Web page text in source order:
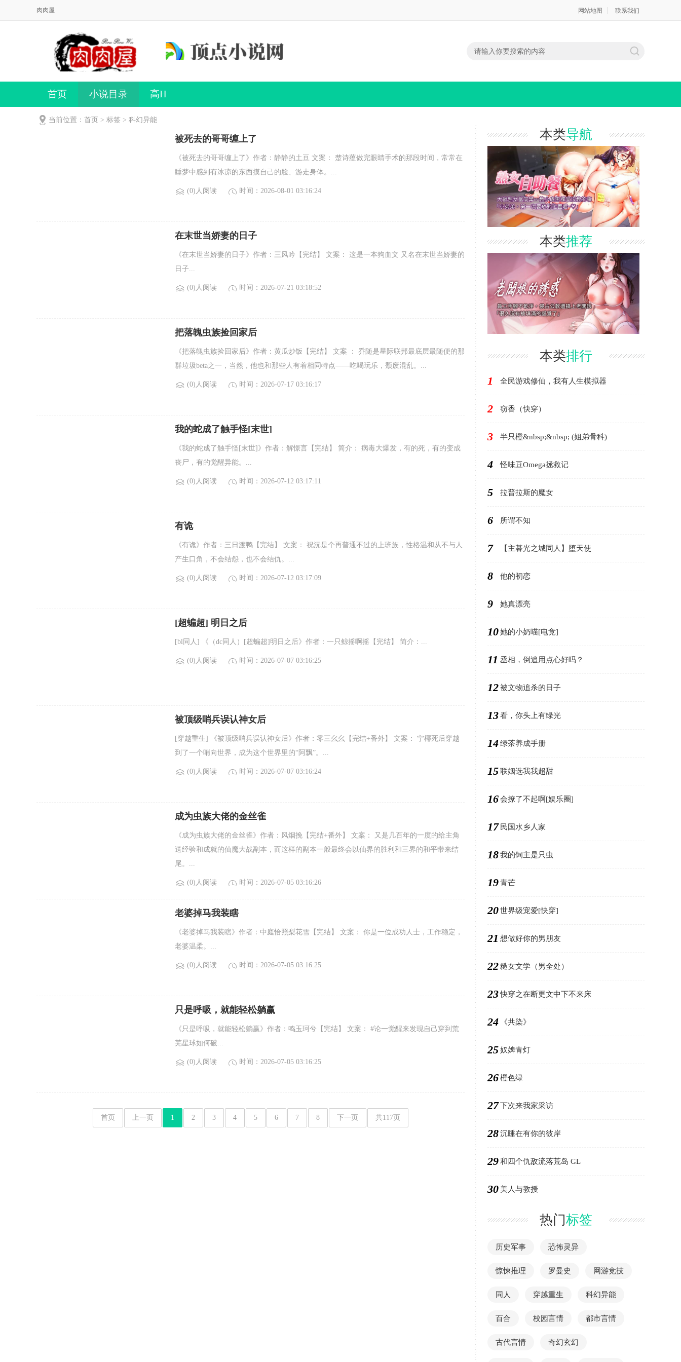
肉肉屋 网站地图 联系我们
首页 小说目录 高H
当前位置：首页 > 标签 > 科幻异能
被死去的哥哥缠上了
《被死去的哥哥缠上了》作者：静静的土豆 文案： 楚诗蕴做完眼睛手术的那段时间，常常在
睡梦中感到有冰凉的东西摸自己的脸、游走身体。...
(0)人阅读 时间：2026-08-01 03:16:24
在末世当娇妻的日子
《在末世当娇妻的日子》作者：三风吟【完结】 文案： 这是一本狗血文 又名在末世当娇妻的
日子...
(0)人阅读 时间：2026-07-21 03:18:52
把落魄虫族捡回家后
《把落魄虫族捡回家后》作者：黄瓜炒饭【完结】 文案 ： 乔随是星际联邦最底层最随便的那
群垃圾beta之一，当然，他也和那些人有着相同特点——吃喝玩乐，颓废混乱。...
(0)人阅读 时间：2026-07-17 03:16:17
我的蛇成了触手怪[末世]
《我的蛇成了触手怪[末世]》作者：解憬言【完结】 简介： 病毒大爆发，有的死，有的变成
丧尸，有的觉醒异能。...
(0)人阅读 时间：2026-07-12 03:17:11
有诡
《有诡》作者：三日渡鸭【完结】 文案： 祝沅是个再普通不过的上班族，性格温和从不与人
产生口角，不会结怨，也不会结仇。...
(0)人阅读 时间：2026-07-12 03:17:09
[超蝙超] 明日之后
[bl同人] 《（dc同人）[超蝙超]明日之后》作者：一只鲸摇啊摇【完结】 简介：...
(0)人阅读 时间：2026-07-07 03:16:25
被顶级哨兵误认神女后
[穿越重生] 《被顶级哨兵误认神女后》作者：零三幺幺【完结+番外】 文案： 宁椰死后穿越
到了一个哨向世界，成为这个世界里的“阿飘”。...
(0)人阅读 时间：2026-07-07 03:16:24
成为虫族大佬的金丝雀
《成为虫族大佬的金丝雀》作者：风烟挽【完结+番外】 文案： 又是几百年的一度的给主角
送经验和成就的仙魔大战副本，而这样的副本一般最终会以仙界的胜利和三界的和平带来结
尾。...
(0)人阅读 时间：2026-07-05 03:16:26
老婆掉马我装瞎
《老婆掉马我装瞎》作者：中庭恰照梨花雪【完结】 文案： 你是一位成功人士，工作稳定，
老婆温柔。...
(0)人阅读 时间：2026-07-05 03:16:25
只是呼吸，就能轻松躺赢
《只是呼吸，就能轻松躺赢》作者：鸣玉珂兮【完结】 文案： #论一觉醒来发现自己穿到荒
芜星球如何破...
(0)人阅读 时间：2026-07-05 03:16:25
首页 上一页 1 2 3 4 5 6 7 8 下一页 共117页
本类导航
本类推荐
本类排行
1 全民游戏修仙，我有人生模拟器
2 窃香（快穿）
3 半只橙&nbsp;&nbsp; (姐弟骨科)
4 怪味豆Omega拯救记
5 拉普拉斯的魔女
6 所谓不知
7 【主暮光之城同人】堕天使
8 他的初恋
9 她真漂亮
10她的小奶喵[电竞]
11 丞相，倒追用点心好吗？
12被文物追杀的日子
13看，你头上有绿光
14绿茶养成手册
15联姻选我我超甜
16会撩了不起啊[娱乐圈]
17 民国水乡人家
18我的饲主是只虫
19青芒
20世界级宠爱[快穿]
21 想做好你的男朋友
22糙女文学（男全处）
23快穿之在断更文中下不来床
24 《共染》
25奴婢青灯
26橙色绿
27下次来我家采访
28沉睡在有你的彼岸
29和四个仇敌流落荒岛 GL
30 美人与教授
热门标签
历史军事 恐怖灵异
惊悚推理 罗曼史 网游竞技
同人 穿越重生 科幻异能
百合 校园言情 都市言情
古代言情 奇幻玄幻